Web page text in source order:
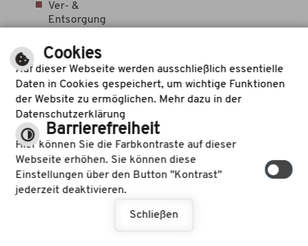
Ver- &
Entsorgung
orgung
Versorgun
g
Klimaschutz
Starkrege
nrisikoma
Kommuna
Cookies
Auf dieser Webseite werden ausschließlich essentielle
Daten in Cookies gespeichert, um wichtige Funktionen
der Website zu ermöglichen. Mehr dazu in der
Datenschutzerklärung
Barrierefreiheit
Hier können Sie die Farbkontraste auf dieser
Webseite erhöhen. Sie können diese
Einstellungen über den Button "Kontrast"
jederzeit deaktivieren.
Schließen